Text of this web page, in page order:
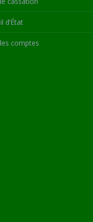
d’État
comptes